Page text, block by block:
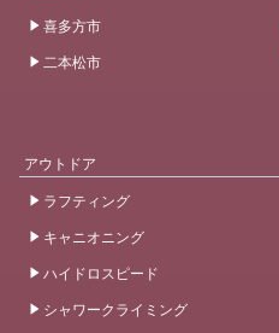
喜多方市
二本松市
アウトドア
ラフティング
キャニオニング
ハイドロスピード
シャワークライミング